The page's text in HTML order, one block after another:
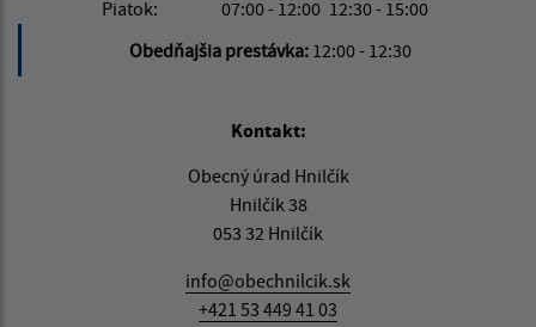
Piatok:
07:00 - 12:00 12:30 - 15:00
Obedňajšia prestávka: 12:00 - 12:30
Kontakt:
Obecný úrad Hnilčík
Hnilčík 38
053 32 Hnilčík
info@obechnilcik.sk
+421 53 449 41 03